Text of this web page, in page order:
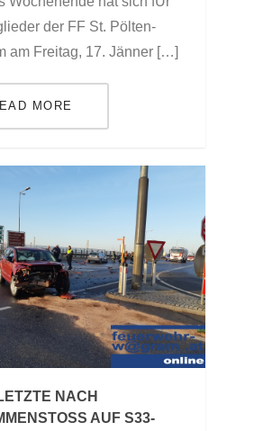
der FF St. Pölten-
am Freitag, 17. Jänner […]
MORE
NACH
AUF S33-B